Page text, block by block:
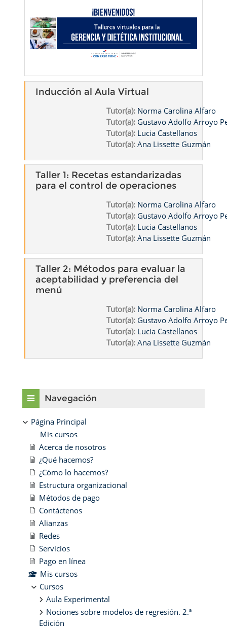
Inducción al Aula Virtual
Tutor(a): Norma Carolina Alfaro
Tutor(a): Gustavo Adolfo Arroyo
Tutor(a): Lucia Castellanos
Tutor(a): Ana Lissette Guzmán
Taller 1: Recetas estandarizadas
para el control de operaciones
Tutor(a): Norma Carolina Alfaro
Tutor(a): Gustavo Adolfo Arroyo
Tutor(a): Lucia Castellanos
Tutor(a): Ana Lissette Guzmán
Taller 2: Métodos para evaluar la
aceptabilidad y preferencia del
menú
Tutor(a): Norma Carolina Alfaro
Tutor(a): Gustavo Adolfo Arroyo
Tutor(a): Lucia Castellanos
Tutor(a): Ana Lissette Guzmán
Bloques
Navegación
Página Principal
Mis cursos
Acerca de nosotros
¿Qué hacemos?
¿Cómo lo hacemos?
Estructura organizacional
Métodos de pago
Contáctenos
Alianzas
Redes
Servicios
Pago en línea
Mis cursos
Cursos
Aula Experimental
Nociones sobre modelos de regresión. 2.ª
Edición